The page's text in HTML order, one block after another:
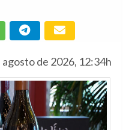
agosto de 2026, 12:34h